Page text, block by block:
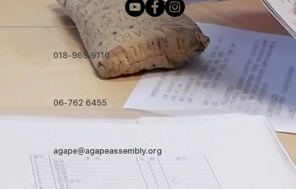
018-969 9110
06-762 6455
agape@agapeassembly.org